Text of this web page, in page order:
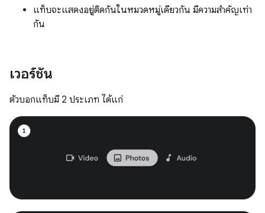
แท็บจะแสดงอยู่ติดกันในหมวดหมู่เดียวกัน มีความสำคัญเท่า
กัน
เวอร์ชัน
ตัวบอกแท็บมี 2 ประเภท ได้แก่